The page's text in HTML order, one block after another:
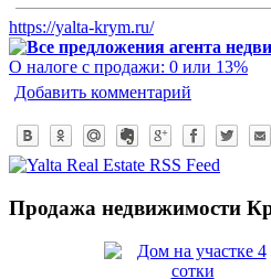
https://yalta-krym.ru/
О налоге с продажи: 0 или 13%
Добавить комментарий
Продажа недвижимости